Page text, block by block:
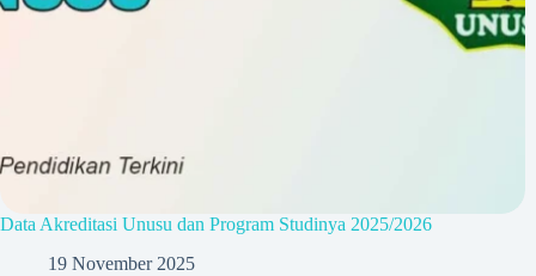
Data Akreditasi Unusu dan Program Studinya 2025/2026
19 November 2025